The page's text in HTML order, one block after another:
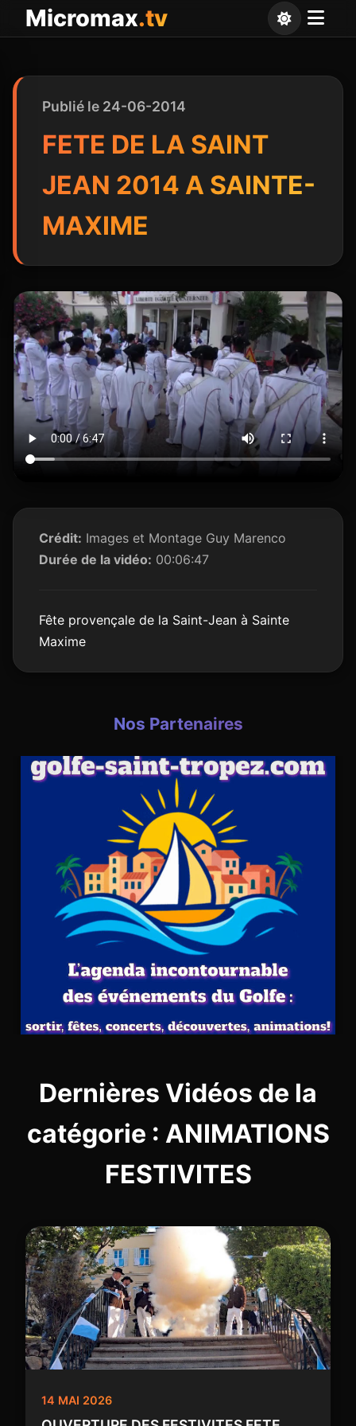
Micromax.tv
Publié le 24-06-2014
FETE DE LA SAINT
JEAN 2014 A SAINTE-
MAXIME
Crédit: Images et Montage Guy Marenco
Durée de la vidéo: 00:06:47
Fête provençale de la Saint-Jean à Sainte
Maxime
Nos Partenaires
Dernières Vidéos de la
catégorie : ANIMATIONS
FESTIVITES
14 MAI 2026
Panneau de gestion des cookies